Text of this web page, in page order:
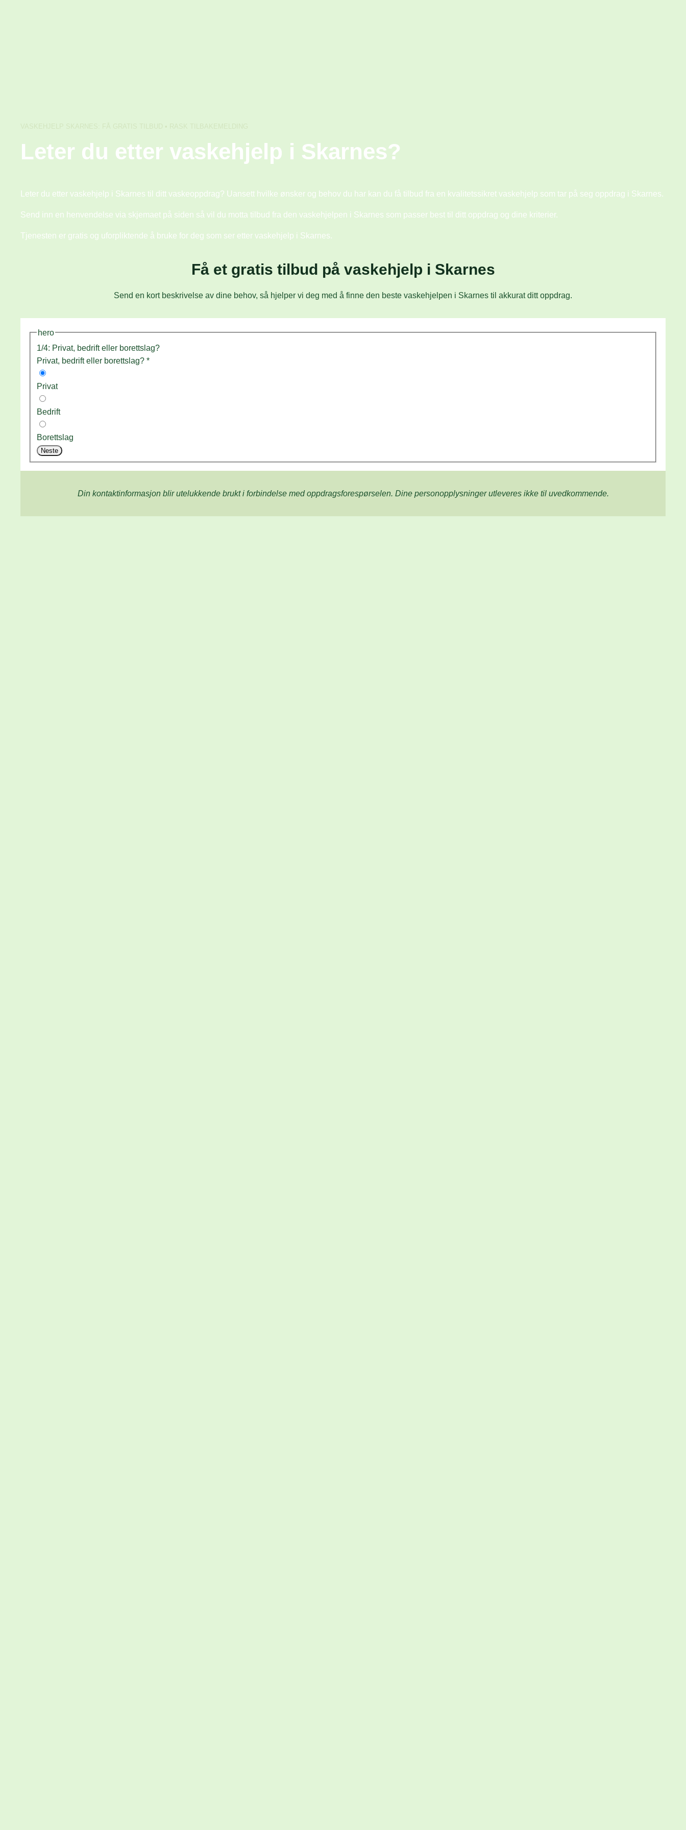
VASKEHJELP SKARNES: FÅ GRATIS TILBUD • RASK TILBAKEMELDING
Leter du etter vaskehjelp i Skarnes?
Leter du etter vaskehjelp i Skarnes til ditt vaskeoppdrag? Uansett hvilke ønsker og behov du har kan du få tilbud fra en kvalitetssikret vaskehjelp som tar på seg oppdrag i Skarnes.
Send inn en henvendelse via skjemaet på siden så vil du motta tilbud fra den vaskehjelpen i Skarnes som passer best til ditt oppdrag og dine kriterier.
Tjenesten er gratis og uforpliktende å bruke for deg som ser etter vaskehjelp i Skarnes.
Få et gratis tilbud på vaskehjelp i Skarnes
Send en kort beskrivelse av dine behov, så hjelper vi deg med å finne den beste vaskehjelpen i Skarnes til akkurat ditt oppdrag.
hero
1/4: Privat, bedrift eller borettslag?
Privat, bedrift eller borettslag? *
Privat
Bedrift
Borettslag
Neste
Din kontaktinformasjon blir utelukkende brukt i forbindelse med oppdrags­forespørselen. Dine person­­opplysninger utleveres ikke til uvedkommende.